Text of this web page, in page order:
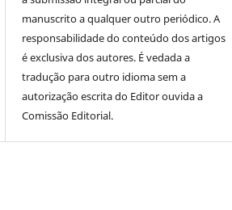
manuscrito a qualquer outro periódico. A
responsabilidade do conteúdo dos artigos
é exclusiva dos autores. É vedada a
tradução para outro idioma sem a
autorização escrita do Editor ouvida a
Comissão Editorial.